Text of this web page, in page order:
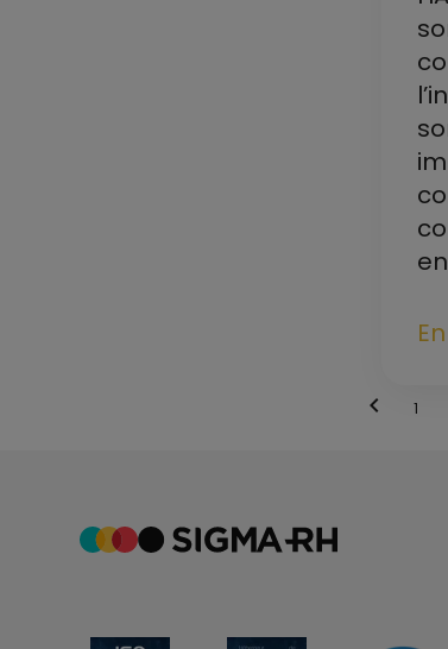
chevron_left 1